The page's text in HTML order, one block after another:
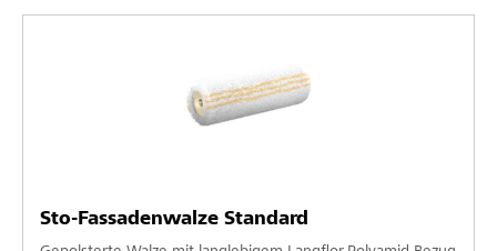
Sto-Fassadenwalze Standard